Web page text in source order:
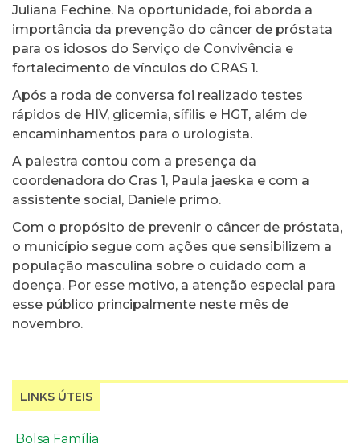
Juliana Fechine. Na oportunidade, foi aborda a
importância da prevenção do câncer de próstata
para os idosos do Serviço de Convivência e
fortalecimento de vínculos do CRAS 1.
Após a roda de conversa foi realizado testes
rápidos de HIV, glicemia, sífilis e HGT, além de
encaminhamentos para o urologista.
A palestra contou com a presença da
coordenadora do Cras 1, Paula jaeska e com a
assistente social, Daniele primo.
Com o propósito de prevenir o câncer de próstata,
o município segue com ações que sensibilizem a
população masculina sobre o cuidado com a
doença. Por esse motivo, a atenção especial para
esse público principalmente neste mês de
novembro.
LINKS ÚTEIS
Bolsa Família